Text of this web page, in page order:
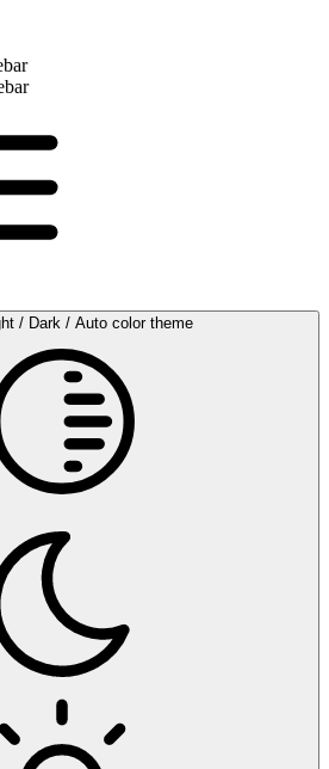
/ Dark / Auto color theme